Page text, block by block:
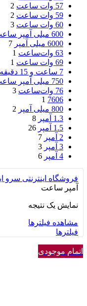
57 وات ساعت
2
59 وات‌ ساعت
2
60 وات ساعت
3
600 میلی آمپر ساعت
6000 میلی آمپر
7
63 وات‌ساعت
1
69 وات ساعت
1
7 ساعت و 15 دقیقه
750 میلی آمپر ساعت
76 وات‌ساعت
3
7606
1
800 میلی آمپر
2
1.3 آمپر
8
1.5 آمپر
26
2 آمپر
7
3 آمپر
3
4 آمپر
6
فروشگاه اینترنتی سرو
آمپر ساعت
نمایش یک نتیجه
مشاهده فیلترها
فیلترها
اتمام موجودی